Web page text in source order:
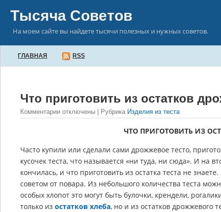
Тысяча Советов
На моем сайте вы найдете тысячи полезных и нужных советов.
ГЛАВНАЯ RSS
Что приготовить из остатков
Комментарии отключены | Рубрика Изделия из теста
ЧТО ПРИГОТОВИТЬ ИЗ
Часто купили или сделали сами дрожжевое тесто,
кусочек теста, что называется «ни туда, ни сюда». И на
кончилась, и что приготовить из остатка теста не
советом от повара. Из небольшого количества теста
особых хлопот это могут быть булочки, крендели,
только из остатков хлеба, но и из остатков дрожжевого